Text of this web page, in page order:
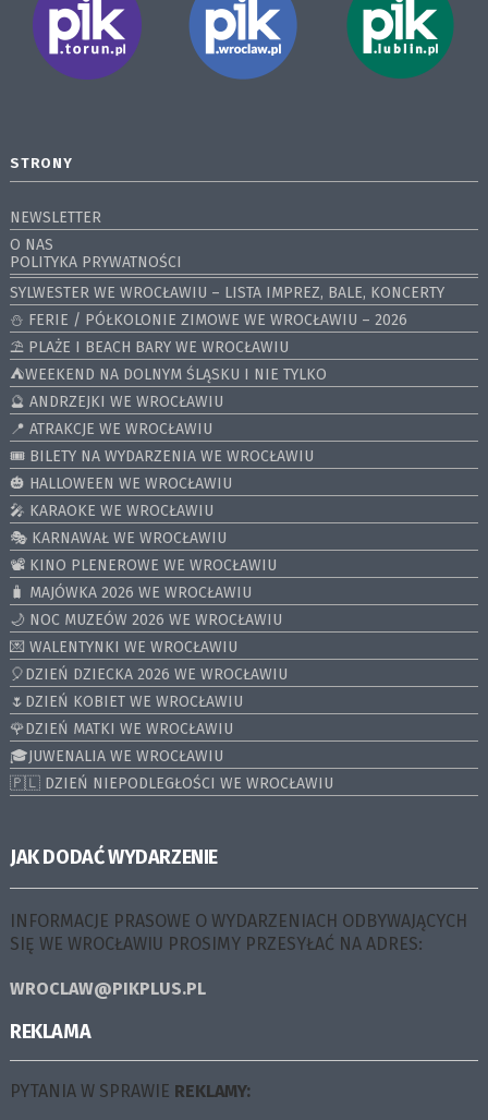
STRONY
NEWSLETTER
O NAS
POLITYKA PRYWATNOŚCI
SYLWESTER WE WROCŁAWIU – LISTA IMPREZ, BALE, KONCERTY
⛄️ FERIE / PÓŁKOLONIE ZIMOWE WE WROCŁAWIU – 2026
⛱️ PLAŻE I BEACH BARY WE WROCŁAWIU
⛺️WEEKEND NA DOLNYM ŚLĄSKU I NIE TYLKO
🔮 ANDRZEJKI WE WROCŁAWIU
📍 ATRAKCJE WE WROCŁAWIU
🎟️ BILETY NA WYDARZENIA WE WROCŁAWIU
🎃 HALLOWEEN WE WROCŁAWIU
🎤 KARAOKE WE WROCŁAWIU
🎭 KARNAWAŁ WE WROCŁAWIU
📽️ KINO PLENEROWE WE WROCŁAWIU
🧳 MAJÓWKA 2026 WE WROCŁAWIU
🌙 NOC MUZEÓW 2026 WE WROCŁAWIU
💌 WALENTYNKI WE WROCŁAWIU
🎈DZIEŃ DZIECKA 2026 WE WROCŁAWIU
🌷DZIEŃ KOBIET WE WROCŁAWIU
🌹DZIEŃ MATKI WE WROCŁAWIU
🎓JUWENALIA WE WROCŁAWIU
🇵🇱 DZIEŃ NIEPODLEGŁOŚCI WE WROCŁAWIU
JAK DODAĆ WYDARZENIE
INFORMACJE PRASOWE O WYDARZENIACH ODBYWAJĄCYCH
SIĘ WE WROCŁAWIU PROSIMY PRZESYŁAĆ NA ADRES:
WROCLAW@PIKPLUS.PL
REKLAMA
PYTANIA W SPRAWIE REKLAMY: